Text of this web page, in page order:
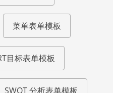
菜单表单模板
目标表单模板
SWOT 分析表单模板